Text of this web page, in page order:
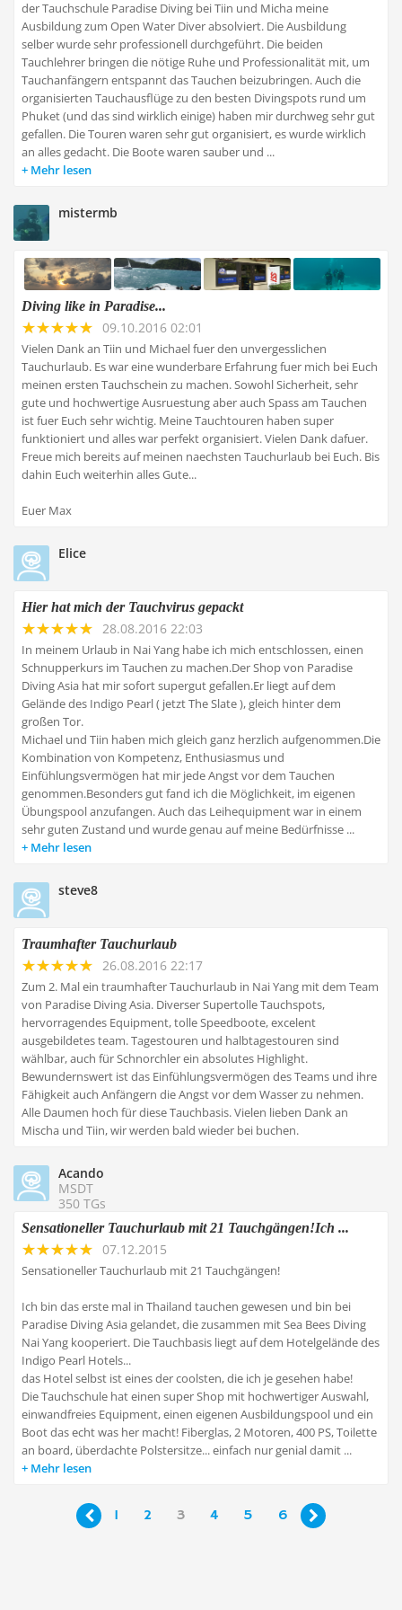
der Tauchschule Paradise Diving bei Tiin und Micha meine
Ausbildung zum Open Water Diver absolviert. Die Ausbildung
selber wurde sehr professionell durchgeführt. Die beiden
Tauchlehrer bringen die nötige Ruhe und Professionalität mit, um
Tauchanfängern entspannt das Tauchen beizubringen. Auch die
organisierten Tauchausflüge zu den besten Divingspots rund um
Phuket (und das sind wirklich einige) haben mir durchweg sehr gut
gefallen. Die Touren waren sehr gut organisiert, es wurde wirklich
an alles gedacht. Die Boote waren sauber und ...
Mehr lesen
mistermb
Diving like in Paradise...
09.10.2016 02:01
Vielen Dank an Tiin und Michael fuer den unvergesslichen
Tauchurlaub. Es war eine wunderbare Erfahrung fuer mich bei Euch
meinen ersten Tauchschein zu machen. Sowohl Sicherheit, sehr
gute und hochwertige Ausruestung aber auch Spass am Tauchen
ist fuer Euch sehr wichtig. Meine Tauchtouren haben super
funktioniert und alles war perfekt organisiert. Vielen Dank dafuer.
Freue mich bereits auf meinen naechsten Tauchurlaub bei Euch. Bis
dahin Euch weiterhin alles Gute...
Euer Max
Elice
Hier hat mich der Tauchvirus gepackt
28.08.2016 22:03
In meinem Urlaub in Nai Yang habe ich mich entschlossen, einen
Schnupperkurs im Tauchen zu machen.Der Shop von Paradise
Diving Asia hat mir sofort supergut gefallen.Er liegt auf dem
Gelände des Indigo Pearl ( jetzt The Slate ), gleich hinter dem
großen Tor.
Michael und Tiin haben mich gleich ganz herzlich aufgenommen.Die
Kombination von Kompetenz, Enthusiasmus und
Einfühlungsvermögen hat mir jede Angst vor dem Tauchen
genommen.Besonders gut fand ich die Möglichkeit, im eigenen
Übungspool anzufangen. Auch das Leihequipment war in einem
sehr guten Zustand und wurde genau auf meine Bedürfnisse ...
Mehr lesen
steve8
Traumhafter Tauchurlaub
26.08.2016 22:17
Zum 2. Mal ein traumhafter Tauchurlaub in Nai Yang mit dem Team
von Paradise Diving Asia. Diverser Supertolle Tauchspots,
hervorragendes Equipment, tolle Speedboote, excelent
ausgebildetes team. Tagestouren und halbtagestouren sind
wählbar, auch für Schnorchler ein absolutes Highlight.
Bewundernswert ist das Einfühlungsvermögen des Teams und ihre
Fähigkeit auch Anfängern die Angst vor dem Wasser zu nehmen.
Alle Daumen hoch für diese Tauchbasis. Vielen lieben Dank an
Mischa und Tiin, wir werden bald wieder bei buchen.
Acando
MSDT
350 TGs
Sensationeller Tauchurlaub mit 21 Tauchgängen!Ich ...
07.12.2015
Sensationeller Tauchurlaub mit 21 Tauchgängen!
Ich bin das erste mal in Thailand tauchen gewesen und bin bei
Paradise Diving Asia gelandet, die zusammen mit Sea Bees Diving
Nai Yang kooperiert. Die Tauchbasis liegt auf dem Hotelgelände des
Indigo Pearl Hotels...
das Hotel selbst ist eines der coolsten, die ich je gesehen habe!
Die Tauchschule hat einen super Shop mit hochwertiger Auswahl,
einwandfreies Equipment, einen eigenen Ausbildungspool und ein
Boot das echt was her macht! Fiberglas, 2 Motoren, 400 PS, Toilette
an board, überdachte Polstersitze... einfach nur genial damit ...
Mehr lesen
 1 2 3 4 5 6 